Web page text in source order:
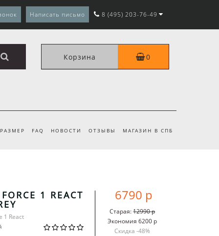
Написать письмо 8 (495) 203-76-49
Корзина 0
FAQ НОВОСТИ ОТЗЫВЫ МАГАЗИН В СПБ
1 REACT
1 React
6790 р
Старая:12990 р
Экономия 6200 р
Скидка -48%